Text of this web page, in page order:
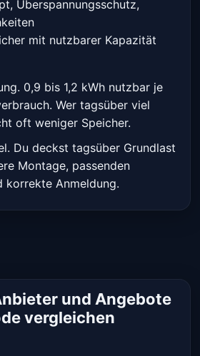
Überspannungsschutz,
mit nutzbarer Kapazität
0,9 bis 1,2 kWh nutzbar je
Wer tagsüber viel
oft weniger Speicher.
Du deckst tagsüber Grundlast
Montage, passenden
korrekte Anmeldung.
und Angebote
vergleichen